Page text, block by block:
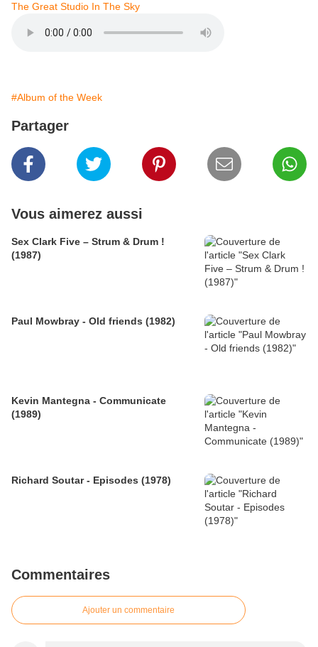
The Great Studio In The Sky
#Album of the Week
Partager
Vous aimerez aussi
Sex Clark Five ‎– Strum & Drum !
(1987)
Paul Mowbray - Old friends (1982)
Kevin Mantegna - Communicate
(1989)
Richard Soutar - Episodes (1978)
Commentaires
Ajouter un commentaire